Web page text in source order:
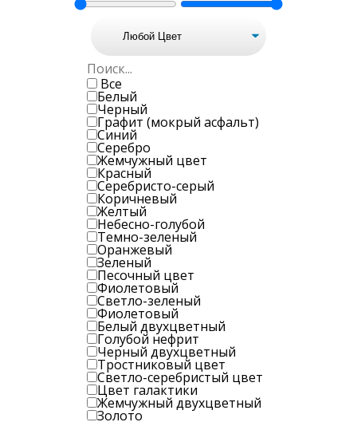
Все
Белый
Черный
Графит (мокрый асфальт)
Синий
Серебро
Жемчужный цвет
Красный
Серебристо-серый
Коричневый
Желтый
Небесно-голубой
Темно-зеленый
Оранжевый
Зеленый
Песочный цвет
Фиолетовый
Светло-зеленый
Фиолетовый
Белый двухцветный
Голубой нефрит
Черный двухцветный
Тростниковый цвет
Светло-серебристый цвет
Цвет галактики
Жемчужный двухцветный
Золото